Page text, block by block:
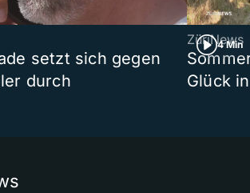
setzt sich gegen
durch
4 Min
ZüriNews
Glück